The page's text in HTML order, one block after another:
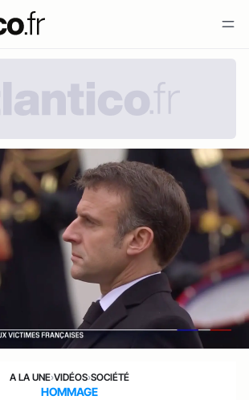
A LA UNE›VIDÉOS›SOCIÉTÉ
HOMMAGE